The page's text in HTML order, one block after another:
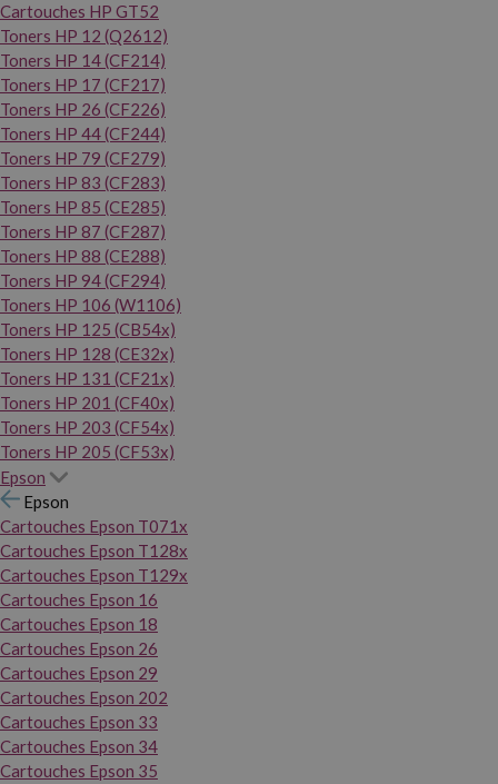
Cartouches HP GT52
Toners HP 12 (Q2612)
Toners HP 14 (CF214)
Toners HP 17 (CF217)
Toners HP 26 (CF226)
Toners HP 44 (CF244)
Toners HP 79 (CF279)
Toners HP 83 (CF283)
Toners HP 85 (CE285)
Toners HP 87 (CF287)
Toners HP 88 (CE288)
Toners HP 94 (CF294)
Toners HP 106 (W1106)
Toners HP 125 (CB54x)
Toners HP 128 (CE32x)
Toners HP 131 (CF21x)
Toners HP 201 (CF40x)
Toners HP 203 (CF54x)
Toners HP 205 (CF53x)
Epson
Epson
Cartouches Epson T071x
Cartouches Epson T128x
Cartouches Epson T129x
Cartouches Epson 16
Cartouches Epson 18
Cartouches Epson 26
Cartouches Epson 29
Cartouches Epson 202
Cartouches Epson 33
Cartouches Epson 34
Cartouches Epson 35